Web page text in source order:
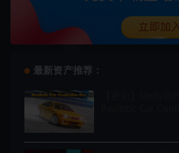
最新资产推荐：